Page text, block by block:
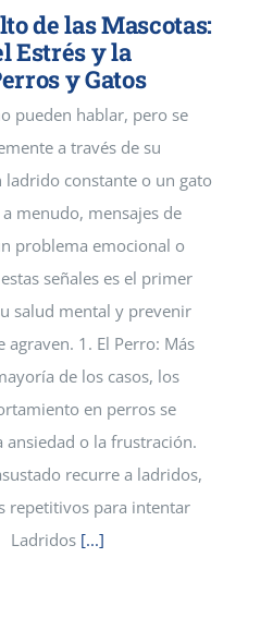
de las Mascotas:
Estrés y la
y Gatos
pueden hablar, pero se
a través de su
constante o un gato
menudo, mensajes de
problema emocional o
señales es el primer
salud mental y prevenir
agraven. 1. El Perro: Más
de los casos, los
en perros se
o la frustración.
recurre a ladridos,
repetitivos para intentar
Ladridos [...]